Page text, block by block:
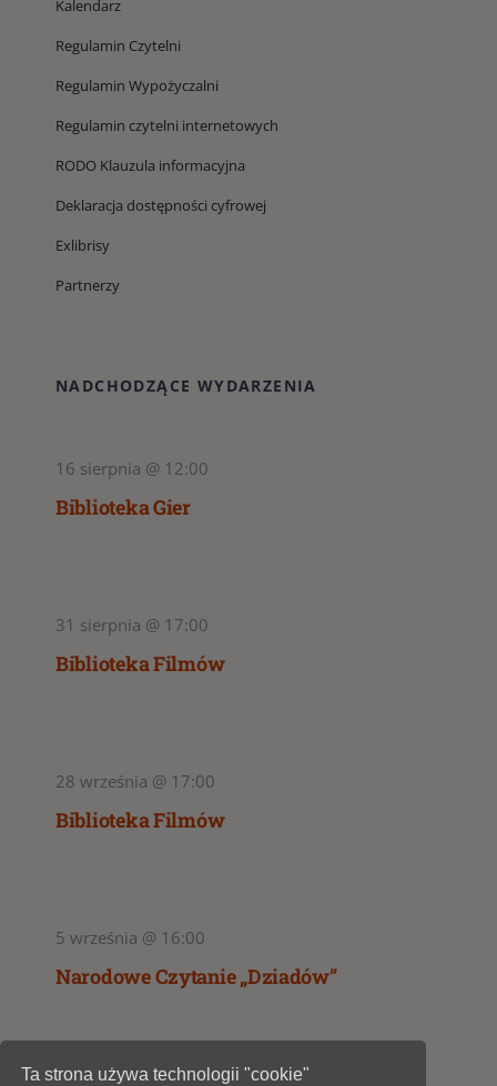
Kalendarz
Regulamin Czytelni
Regulamin Wypożyczalni
Regulamin czytelni internetowych
RODO Klauzula informacyjna
Deklaracja dostępności cyfrowej
Exlibrisy
Partnerzy
NADCHODZĄCE WYDARZENIA
16 sierpnia @ 12:00
Biblioteka Gier
31 sierpnia @ 17:00
Biblioteka Filmów
28 września @ 17:00
Biblioteka Filmów
5 września @ 16:00
Narodowe Czytanie „Dziadów”
Ta strona używa technologii "cookie"